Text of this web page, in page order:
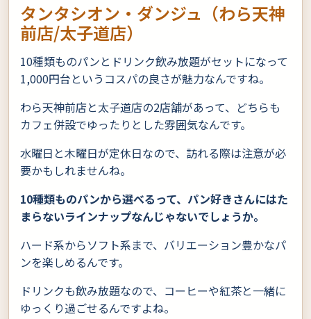
タンタシオン・ダンジュ（わら天神
前店/太子道店）
10種類ものパンとドリンク飲み放題がセットになって
1,000円台というコスパの良さが魅力なんですね。
わら天神前店と太子道店の2店舗があって、どちらも
カフェ併設でゆったりとした雰囲気なんです。
水曜日と木曜日が定休日なので、訪れる際は注意が必
要かもしれませんね。
10種類ものパンから選べるって、パン好きさんにはた
まらないラインナップなんじゃないでしょうか。
ハード系からソフト系まで、バリエーション豊かなパ
ンを楽しめるんです。
ドリンクも飲み放題なので、コーヒーや紅茶と一緒に
ゆっくり過ごせるんですよね。